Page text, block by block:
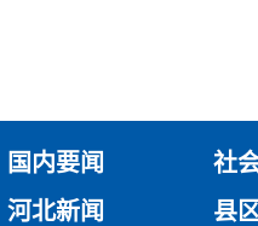
国内要闻 社
河北新闻 县